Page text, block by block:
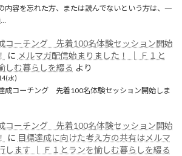
内容を忘れた方、または読んでないという方は、一
コーチング 先着100名体験セッション開始
に メルマガ配信始まりました！ │ Ｆ１と
しむ暮らしを綴る より
水)
成コーチング 先着100名体験セッション開始しま
コーチング 先着100名体験セッション開始
に 目標達成に向けた考え方の共有はメルマ
します │ Ｆ１とランを愉しむ暮らしを綴る